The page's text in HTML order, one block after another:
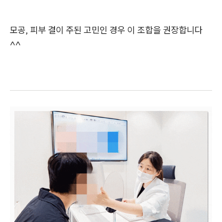
모공, 피부 결이 주된 고민인 경우 이 조합을 권장합니다
^^